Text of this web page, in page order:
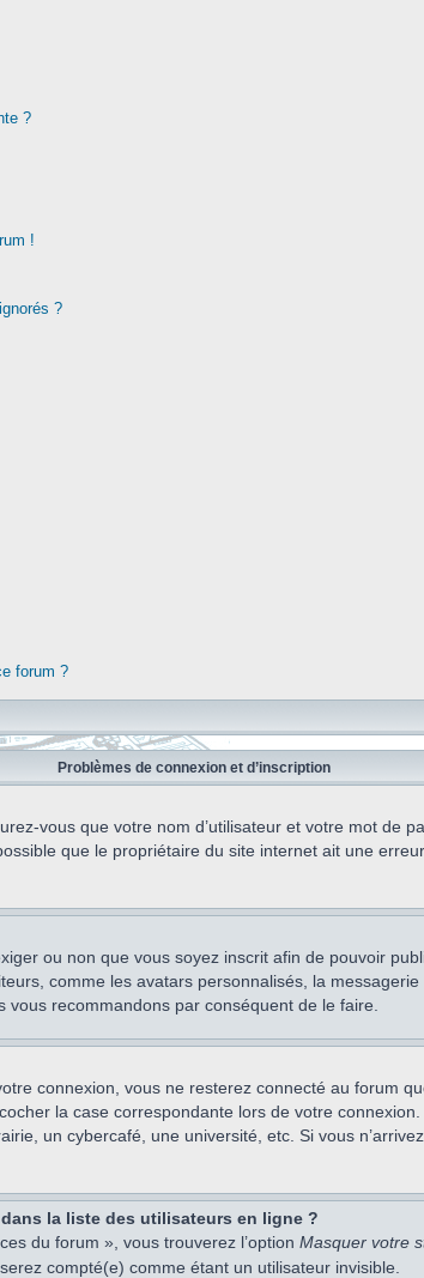
?
!
?
forum ?
Problèmes de connexion et d’inscription
vous que votre nom d’utilisateur et votre mot de
que le propriétaire du site internet ait une
ou non que vous soyez inscrit afin de pouvoir
comme les avatars personnalisés, la
vous recommandons par conséquent de le faire.
connexion, vous ne resterez connecté au forum
la case correspondante lors de votre
un cybercafé, une université, etc. Si vous
la liste des utilisateurs en ligne ?
du forum », vous trouverez l’option Masquer votre
compté(e) comme étant un utilisateur invisible.